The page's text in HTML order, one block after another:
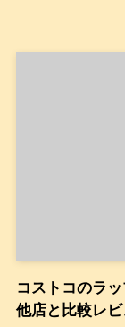
コストコのラ
他店と比較レビ